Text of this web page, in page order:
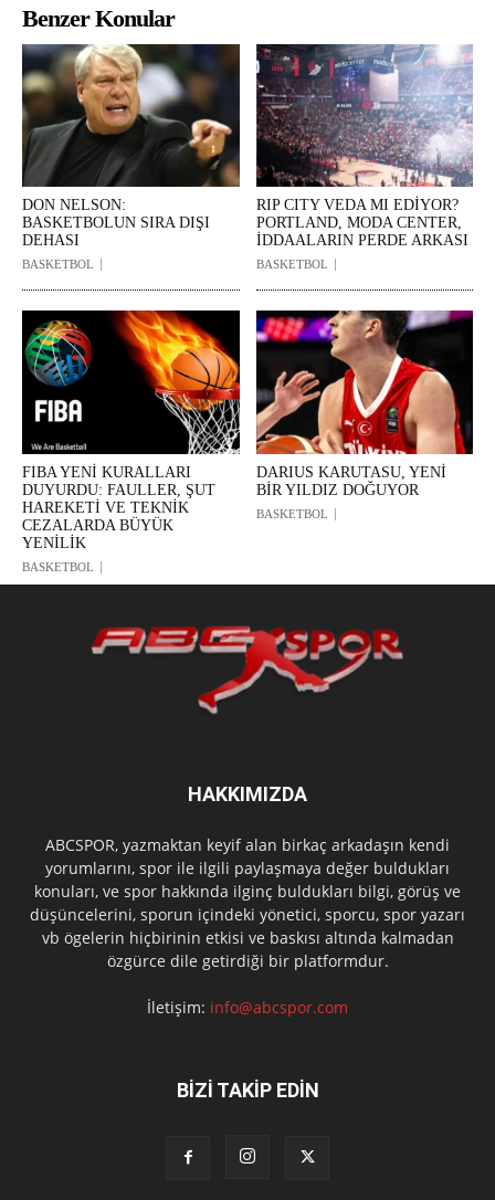
Benzer Konular
DON NELSON:
BASKETBOLUN SIRA DIŞI
DEHASI
BASKETBOL
RIP CITY VEDA MI EDİYOR?
PORTLAND, MODA CENTER,
İDDAALARIN PERDE ARKASI
BASKETBOL
FIBA YENİ KURALLARI
DUYURDU: FAULLER, ŞUT
HAREKETİ VE TEKNİK
CEZALARDA BÜYÜK
YENİLİK
BASKETBOL
DARIUS KARUTASU, YENİ
BİR YILDIZ DOĞUYOR
BASKETBOL
HAKKIMIZDA
ABCSPOR, yazmaktan keyif alan birkaç arkadaşın kendi
yorumlarını, spor ile ilgili paylaşmaya değer buldukları
konuları, ve spor hakkında ilginç buldukları bilgi, görüş ve
düşüncelerini, sporun içindeki yönetici, sporcu, spor yazarı
vb ögelerin hiçbirinin etkisi ve baskısı altında kalmadan
özgürce dile getirdiği bir platformdur.
İletişim: info@abcspor.com
BİZİ TAKİP EDİN